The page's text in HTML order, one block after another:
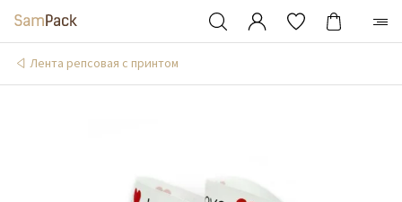
Лента репсовая с принтом